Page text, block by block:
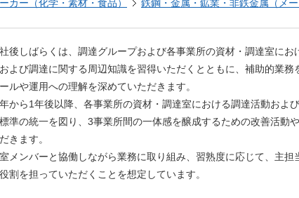
カー（化学・素材・食品） 鉄鋼・金属・鉱業・非鉄金属（メー
後しばらくは、調達グループおよび各事業所の資材・調達室に
よび調達に関する周辺知識を習得いただくとともに、補助的業務
ルや運用への理解を深めていただきます。
から1年後以降、各事業所の資材・調達室における調達活動およ
準の統一を図り、3事業所間の一体感を醸成するための改善活動
きます。
メンバーと協働しながら業務に取り組み、習熟度に応じて、主担
割を担っていただくことを想定しています。